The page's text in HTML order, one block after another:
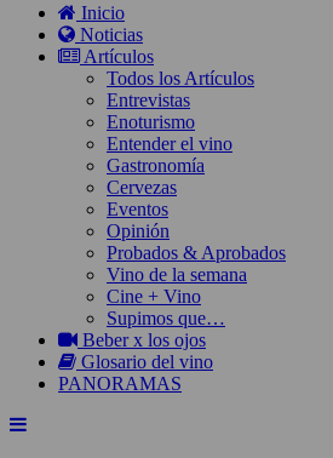
Inicio
Noticias
Artículos
Todos los Artículos
Entrevistas
Enoturismo
Entender el vino
Gastronomía
Cervezas
Eventos
Opinión
Probados & Aprobados
Vino de la semana
Cine + Vino
Supimos que…
Beber x los ojos
Glosario del vino
PANORAMAS